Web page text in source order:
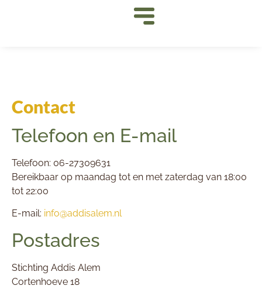
Contact
Telefoon en E-mail
Telefoon: 06-27309631
Bereikbaar op maandag tot en met zaterdag van 18:00
tot 22:00
E-mail: info@addisalem.nl
Postadres
Stichting Addis Alem
Cortenhoeve 18